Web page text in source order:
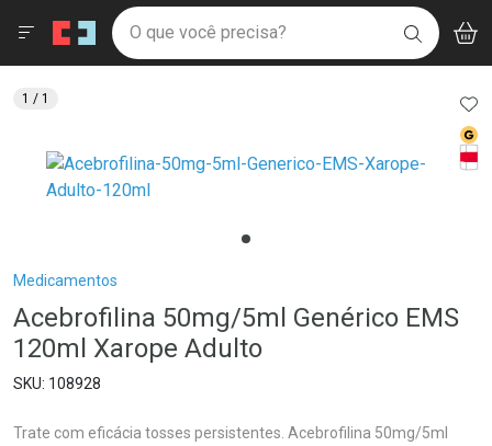
Drogaria São Paulo
Ir direto para a home
pela página
Ir direto para o conteúdo
Ir direto para a busca
Ir direto para a conta
Ir direto para a notificações
Ir direto para o carrinho
Ir direto para o menu
Faça a sua busca
O que você precisa? BUSCAR
Menu
Breadcrumb
Medicamentos
Acebrofilina 50mg/5ml Genérico EMS
120ml Xarope Adulto
108928
Trate com eficácia tosses persistentes. Acebrofilina 50mg/5ml
1 / 1